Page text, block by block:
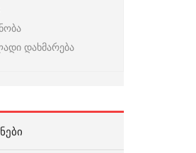
დახმარება